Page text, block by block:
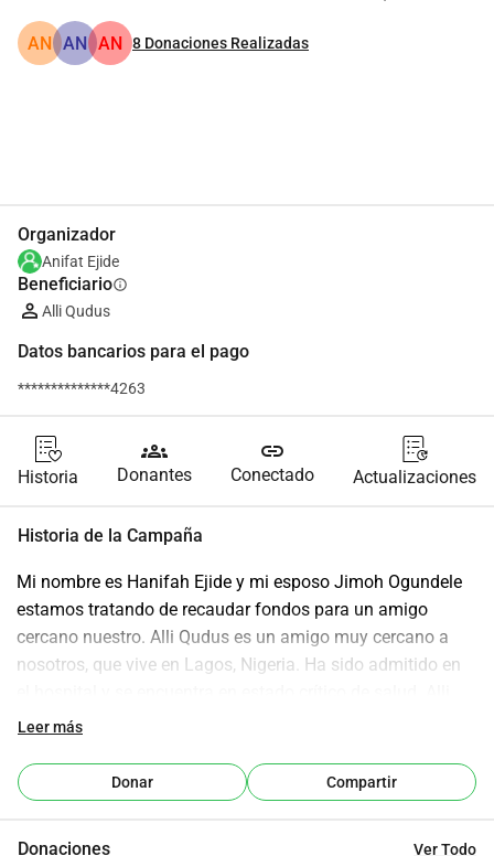
AN AN AN 8 Donaciones Realizadas
Organizador
Anifat Ejide
Beneficiarioinfo
Alli Qudus
Datos bancarios para el pago
**************4263
Historia
groups
Donantes
link
Conectado Actualizaciones
Historia de la Campaña
Mi nombre es Hanifah Ejide y mi esposo Jimoh Ogundele
estamos tratando de recaudar fondos para un amigo
cercano nuestro. Alli Qudus es un amigo muy cercano a
nosotros, que vive en Lagos, Nigeria. Ha sido admitido en
está enfrentando un momento difícil con la cirugía de su
salud comenzó en 2005 cuando tuvo un accidente
automovilístico el día de su Nikah (boda), lo que resultó en
Leer más
Donar Compartir
Donaciones Ver Todo